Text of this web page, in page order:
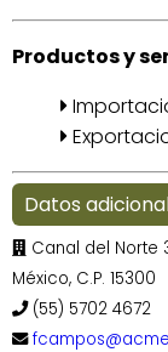
Productos y
Datos
Canal del Norte
México, C.P. 15300
(55) 5702 4672